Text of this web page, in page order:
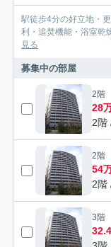
駅徒歩4分の好立地・
利・追焚機能・浴室乾
見る
募集中の部屋
2階
28
2階
2階
54
2階
3階